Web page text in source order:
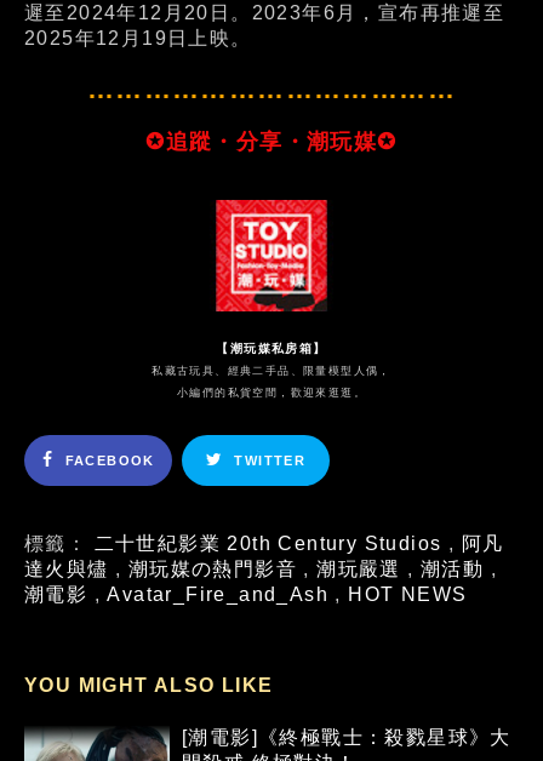
遲至2024年12月20日。2023年6月，宣布再推遲至
2025年12月19日上映。
…………………………………
✪追蹤・分享・潮玩媒✪
【潮玩媒私房箱】
私藏古玩具、經典二手品、限量模型人偶，
小編們的私貨空間，歡迎來逛逛。
FACEBOOK TWITTER
標籤： 二十世紀影業 20th Century Studios , 阿凡
達火與燼 , 潮玩媒の熱門影音 ,潮玩嚴選 ,潮活動 ,
潮電影 ,Avatar_Fire_and_Ash , HOT NEWS
YOU MIGHT ALSO LIKE
[潮電影]《終極戰士：殺戮星球》大